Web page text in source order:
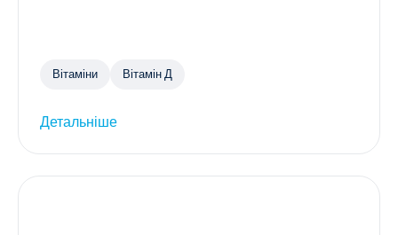
Вітаміни Вітамін Д
Детальніше